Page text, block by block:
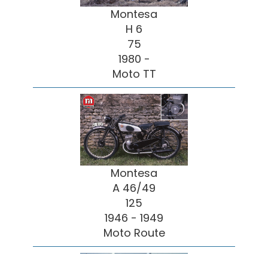
Montesa
H 6
75
1980 -
Moto TT
Montesa
A 46/49
125
1946 - 1949
Moto Route